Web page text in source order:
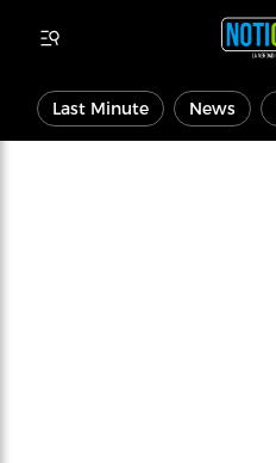
Last Minute News